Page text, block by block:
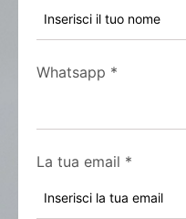
Whatsapp *
La tua email *